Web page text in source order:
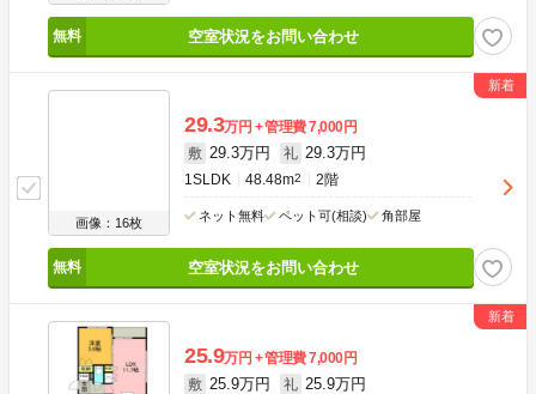
空室状況をお問い合わせ
画像：16枚
29.3万円 管理費7,000円
敷 29.3万円 礼 29.3万円
1SLDK 48.48m2 2階
ネット無料 ペット可(相談) 角部屋
空室状況をお問い合わせ
25.9万円 管理費7,000円
敷 25.9万円 礼 25.9万円